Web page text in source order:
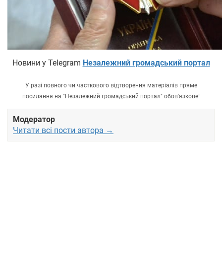
Новини у Telegram Незалежний громадський портал
У разі повного чи часткового відтворення матеріалів пряме
посилання на "Незалежний громадський портал" обов'язкове!
Модератор
Читати всі пости автора →